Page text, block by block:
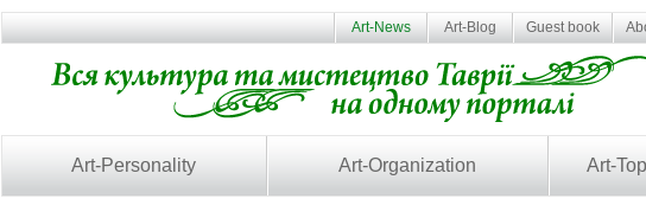
Art-News Art-Blog Guest book
Art-Personality Art-Organization Art-